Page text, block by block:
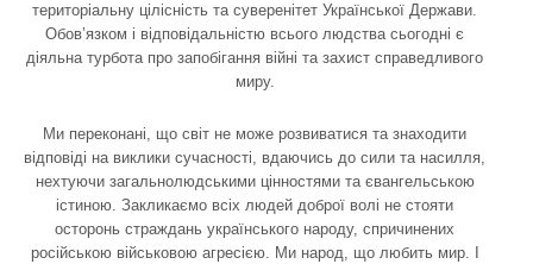
територіальну цілісність та суверенітет Української Держави.
Обов’язком і відповідальністю всього людства сьогодні є
діяльна турбота про запобігання війні та захист справедливого
миру.
Ми переконані, що світ не може розвиватися та знаходити
відповіді на виклики сучасності, вдаючись до сили та насилля,
нехтуючи загальнолюдськими цінностями та євангельською
істиною. Закликаємо всіх людей доброї волі не стояти
осторонь страждань українського народу, спричинених
російською військовою агресією. Ми народ, що любить мир. І